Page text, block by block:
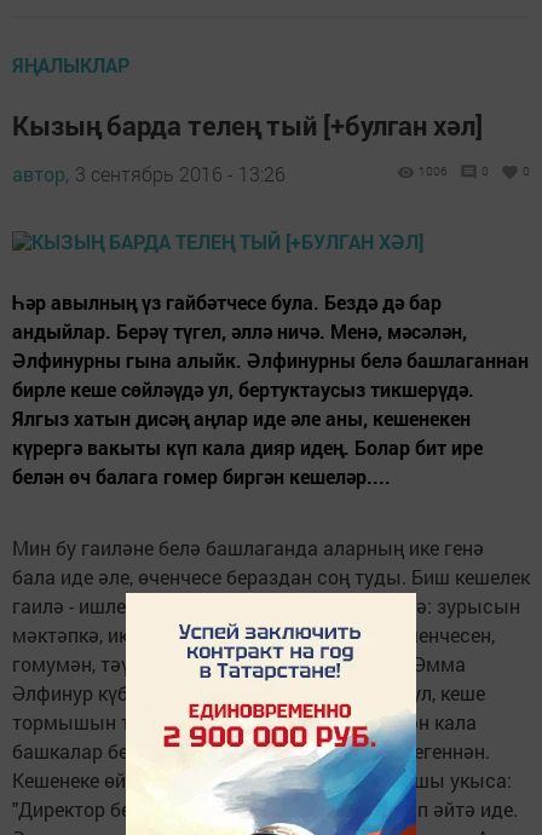
ЯҢАЛЫКЛАР
Кызың барда телең тый [+булган хәл]
автор, 3 сентябрь 2016 - 13:26 1006 0 0
Һәр авылның үз гайбәтчесе була. Бездә дә бар
андыйлар. Берәү түгел, әллә ничә. Менә, мәсәлән,
Әлфинурны гына алыйк. Әлфинурны белә башлаганнан
бирле кеше сөйләүдә ул, бертуктаусыз тикшерүдә.
Ялгыз хатын дисәң аңлар иде әле аны, кешенекен
күрергә вакыты күп кала дияр идең. Болар бит ире
белән өч балага гомер биргән кешеләр....
Мин бу гаиләне белә башлаганда аларның ике генә
бала иде әле, өченчесе бераздан соң туды. Биш кешелек
гаилә - ишле бит инде, барысына җитеш кенә: зурысын
мәктәпкә, икенчесен бакчага җыясы бар, өченчесен,
гомумән, тәүлек әйләнәсе күзәтергә кирәк. Әмма
Әлфинур күбрәк кеше балаларын күзәтте шул, кеше
тормышын тикшереп яшәде. Үзләренекеннән кала
башкалар беркем түгел иде инде, аның күзлегеннән.
Кешенеке өйләнешсә: "Балага узгандыр", яхшы укыса:
"Директор белән дуслыклары көчледер", -дип әйтә иде.